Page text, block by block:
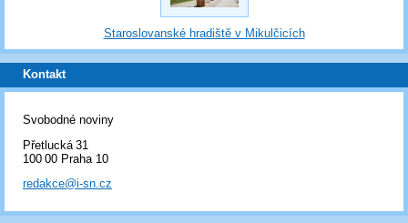
Staroslovanské hradiště v Mikulčicích
Kontakt
Svobodné noviny
Přetlucká 31
100 00 Praha 10
redakce@i-sn.cz